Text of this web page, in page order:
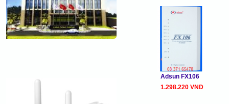
Adsun FX106
1.298.220 VND